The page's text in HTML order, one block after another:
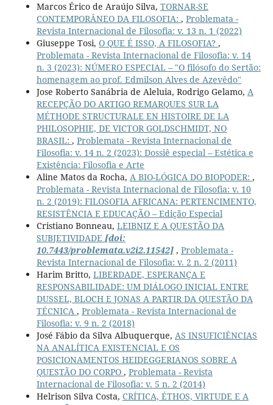
Marcos Érico de Araújo Silva, TORNAR-SE
CONTEMPORÂNEO DA FILOSOFIA: , Problemata -
Revista Internacional de Filosofia: v. 13 n. 1 (2022)
Giuseppe Tosi, O QUE É ISSO, A FILOSOFIA? ,
Problemata - Revista Internacional de Filosofia: v. 14
n. 3 (2023): NÚMERO ESPECIAL – "O filósofo do Sertão:
homenagem ao prof. Edmilson Alves de Azevêdo"
Jose Roberto Sanábria de Aleluia, Rodrigo Gelamo, A
RECEPÇÃO DO ARTIGO REMARQUES SUR LA
MÉTHODE STRUCTURALE EN HISTOIRE DE LA
PHILOSOPHIE, DE VICTOR GOLDSCHMIDT, NO
BRASIL: , Problemata - Revista Internacional de
Filosofia: v. 14 n. 2 (2023): Dossiê especial – Estética e
Existência: Filosofia e Arte
Aline Matos da Rocha, A BIO-LÓGICA DO BIOPODER: ,
Problemata - Revista Internacional de Filosofia: v. 10
n. 2 (2019): FILOSOFIA AFRICANA: PERTENCIMENTO,
RESISTÊNCIA E EDUCAÇÃO – Edição Especial
Cristiano Bonneau, LEIBNIZ E A QUESTÃO DA
SUBJETIVIDADE [doi:
10.7443/problemata.v2i2.11542], Problemata -
Revista Internacional de Filosofia: v. 2 n. 2 (2011)
Harim Britto, LIBERDADE, ESPERANÇA E
RESPONSABILIDADE: UM DIÁLOGO INICIAL ENTRE
DUSSEL, BLOCH E JONAS A PARTIR DA QUESTÃO DA
TÉCNICA , Problemata - Revista Internacional de
Filosofia: v. 9 n. 2 (2018)
José Fábio da Silva Albuquerque, AS INSUFICIÊNCIAS
NA ANALÍTICA EXISTENCIAL E OS
POSICIONAMENTOS HEIDEGGERIANOS SOBRE A
QUESTÃO DO CORPO , Problemata - Revista
Internacional de Filosofia: v. 5 n. 2 (2014)
Helrison Silva Costa, CRÍTICA, ÉTHOS, VIRTUDE E A